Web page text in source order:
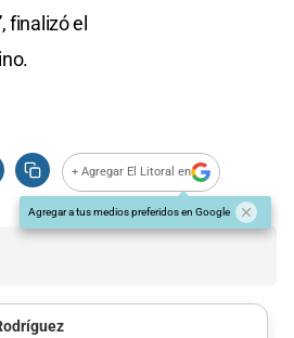
finalizó el
+ Agregar El Litoral en
Agregar a tus medios preferidos en Google